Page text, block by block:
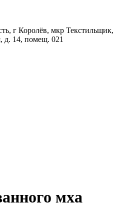
г Королёв, мкр Текстильщик,
д. 14, помещ. 021
мха